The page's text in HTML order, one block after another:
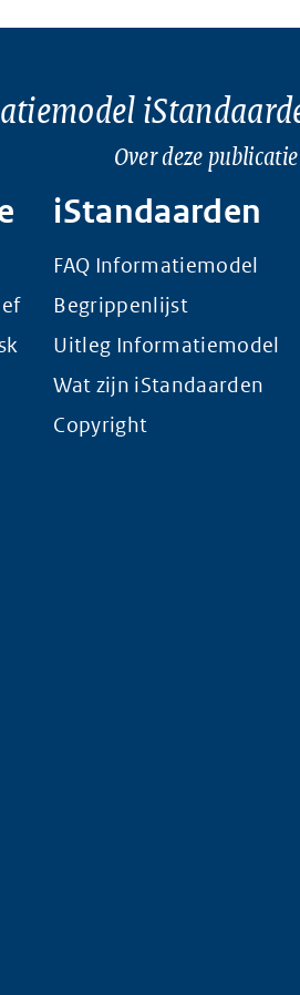
Over deze publicatie
iStandaarden
FAQ Informatiemodel
Begrippenlijst
Uitleg Informatiemodel
Wat zijn iStandaarden
Copyright